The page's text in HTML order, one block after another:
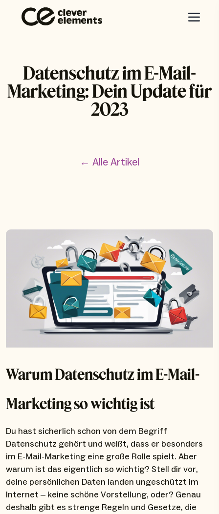
Datenschutz im E-Mail-
Marketing: Dein Update für
2023
← Alle Artikel
Warum Datenschutz im E-Mail-
Marketing so wichtig ist
Du hast sicherlich schon von dem Begriff
Datenschutz gehört und weißt, dass er besonders
im E-Mail-Marketing eine große Rolle spielt. Aber
warum ist das eigentlich so wichtig? Stell dir vor,
deine persönlichen Daten landen ungeschützt im
Internet – keine schöne Vorstellung, oder? Genau
deshalb gibt es strenge Regeln und Gesetze, die